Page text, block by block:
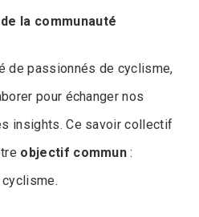
la communauté
de passionnés de cyclisme,
pour échanger nos
insights. Ce savoir collectif
objectif commun :